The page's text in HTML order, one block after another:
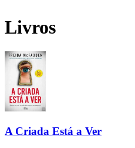
Livros
A Criada Está a Ver